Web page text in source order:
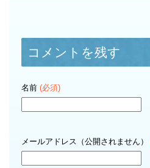
コメントを残す
名前 (必須)
メールアドレス（公開されません）